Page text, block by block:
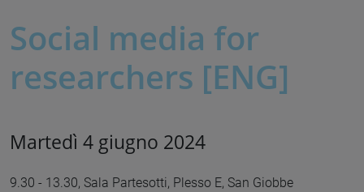
Social media for
researchers [ENG]
Martedì 4 giugno 2024
9.30 - 13.30, Sala Partesotti, Plesso E, San Giobbe